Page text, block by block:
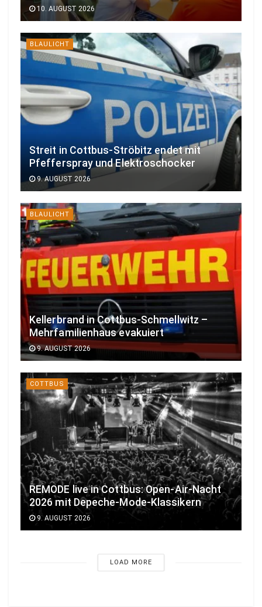
10. AUGUST 2026
BLAULICHT
Streit in Cottbus-Ströbitz endet mit
Pfefferspray und Elektroschocker
9. AUGUST 2026
BLAULICHT
Kellerbrand in Cottbus-Schmellwitz –
Mehrfamilienhaus evakuiert
9. AUGUST 2026
COTTBUS
REMODE live in Cottbus: Open-Air-Nacht
2026 mit Depeche-Mode-Klassikern
9. AUGUST 2026
LOAD MORE